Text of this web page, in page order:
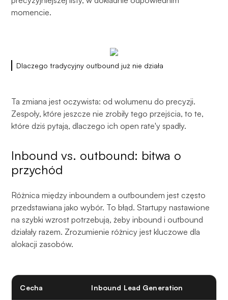
momencie.
Dlaczego tradycyjny outbound już nie działa
Ta zmiana jest oczywista: od wolumenu do precyzji.
Zespoły, które jeszcze nie zrobiły tego przejścia, to te,
które dziś pytają, dlaczego ich open rate'y spadły.
Inbound vs. outbound: bitwa o
przychód
Różnica między inboundem a outboundem jest często
przedstawiana jako wybór. To błąd. Startupy nastawione
na szybki wzrost potrzebują, żeby inbound i outbound
działały razem. Zrozumienie różnicy jest kluczowe dla
alokacji zasobów.
Cecha Inbound Lead Generation